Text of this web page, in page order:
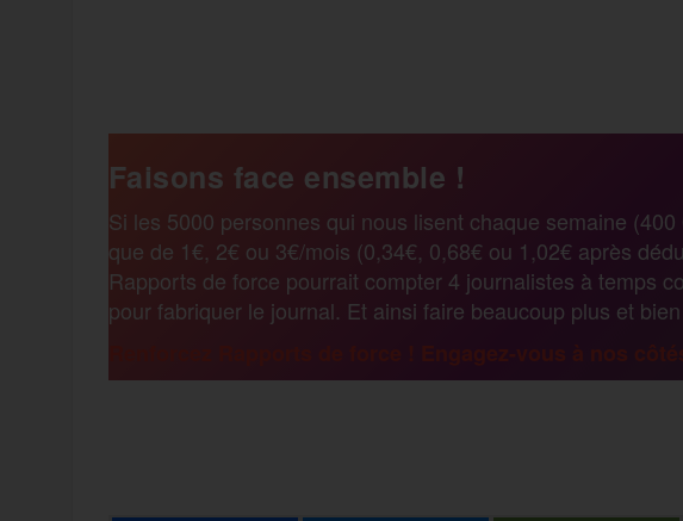
c
e
b
i
t
t
a
i
s
s
a
e
g
t
a
Faisons face ensemble !
Si les 5000 personnes qui nous lisent chaque semaine
que de 1€, 2€ ou 3€/mois (0,34€, 0,68€ ou 1,02€ après
Rapports de force pourrait compter 4 journalistes à temps
pour fabriquer le journal. Et ainsi faire beaucoup plus et
Renforcez Rapports de force ! Engagez-vous à nos